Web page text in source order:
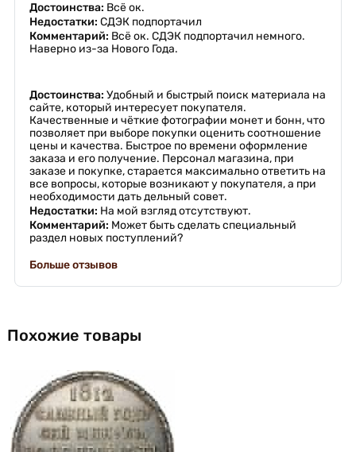
Достоинства: Всё ок.
Недостатки: СДЭК подпортачил
Комментарий: Всё ок. СДЭК подпортачил немного.
Наверно из-за Нового Года.
Достоинства: Удобный и быстрый поиск материала на
сайте, который интересует покупателя.
Качественные и чёткие фотографии монет и бонн, что
позволяет при выборе покупки оценить соотношение
цены и качества. Быстрое по времени оформление
заказа и его получение. Персонал магазина, при
заказе и покупке, старается максимально ответить на
все вопросы, которые возникают у покупателя, а при
необходимости дать дельный совет.
Недостатки: На мой взгляд отсутствуют.
Комментарий: Может быть сделать специальный
раздел новых поступлений?
Больше отзывов
Похожие товары